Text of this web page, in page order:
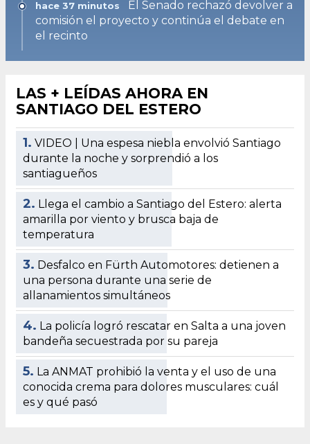
hace 37 minutos
El Senado rechazó devolver a
comisión el proyecto y continúa el debate en
el recinto
LAS + LEÍDAS AHORA EN
SANTIAGO DEL ESTERO
1. VIDEO | Una espesa niebla envolvió Santiago
durante la noche y sorprendió a los
santiagueños
2. Llega el cambio a Santiago del Estero: alerta
amarilla por viento y brusca baja de
temperatura
3. Desfalco en Fürth Automotores: detienen a
una persona durante una serie de
allanamientos simultáneos
4. La policía logró rescatar en Salta a una joven
bandeña secuestrada por su pareja
5. La ANMAT prohibió la venta y el uso de una
conocida crema para dolores musculares: cuál
es y qué pasó